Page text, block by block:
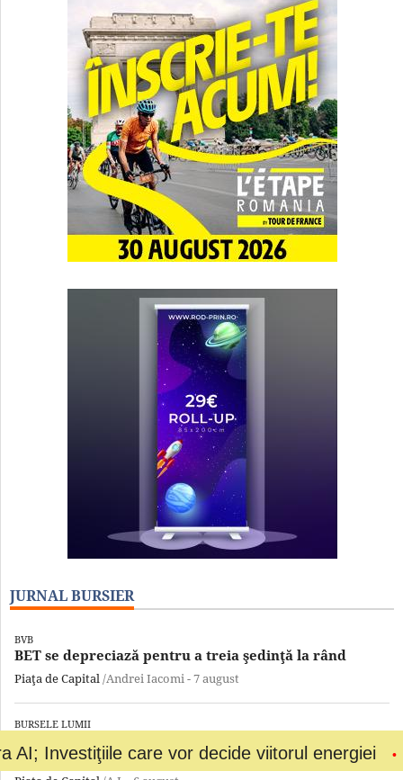
care vor decide viitorul energiei Bolojan
JURNAL BURSIER
BVB
BET se depreciază pentru a treia şedinţă la rând
Piaţa de Capital/Andrei Iacomi -7 august
BURSELE LUMII
un nou record